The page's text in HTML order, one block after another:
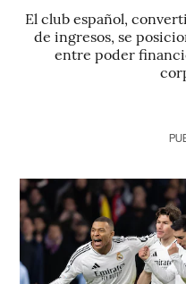
El club español,
de ingresos, se
entre poder